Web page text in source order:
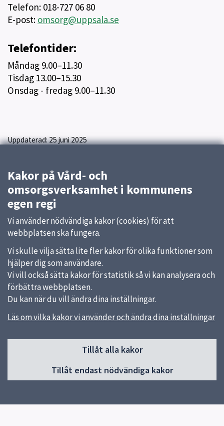
Telefon: 018-727 06 80
E-post: omsorg@uppsala.se
Telefontider:
Måndag 9.00–11.30
Tisdag 13.00–15.30
Onsdag - fredag 9.00–11.30
Uppdaterad:25 juni 2025
Kakor på Vård- och
omsorgsverksamhet i kommunens
egen regi
Vi använder nödvändiga kakor (cookies) för att
webbplatsen ska fungera.
Vi skulle vilja sätta lite fler kakor för olika funktioner som
hjälper dig som användare.
Vi vill också sätta kakor för statistik så vi kan analysera och
förbättra webbplatsen.
Du kan när du vill ändra dina inställningar.
Läs om vilka kakor vi använder och ändra dina inställningar
Tillåt alla kakor
Tillåt endast nödvändiga kakor
Sidfot